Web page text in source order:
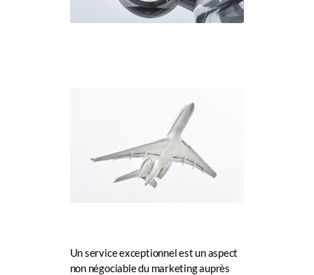
Un service exceptionnel est un aspect
non négociable du marketing auprès